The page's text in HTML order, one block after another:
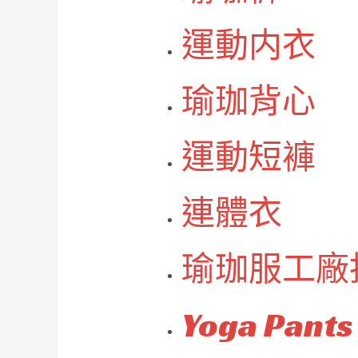
運動内衣
瑜珈背心
運動短褲
連體衣
瑜珈服工
Yoga Pants